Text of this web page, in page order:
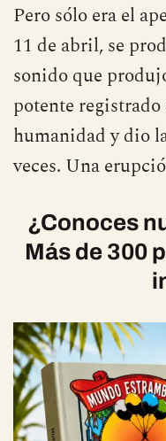
Pero sólo era el
11 de abril, se
sonido que
potente
humanidad y dio
veces. Una
¿Conoces
Más de 300